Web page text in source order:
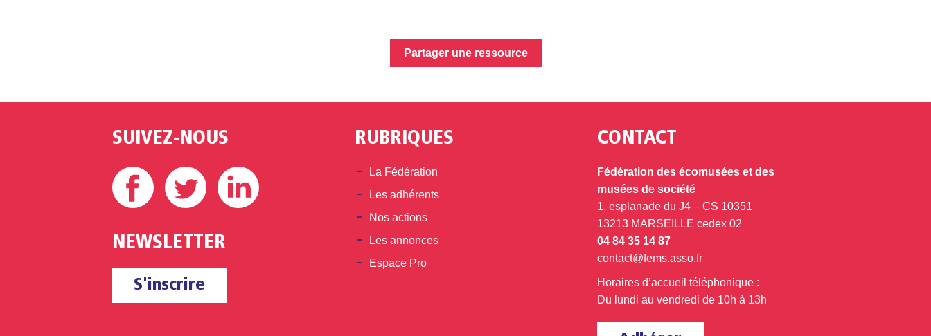
Partager une ressource
SUIVEZ-NOUS
Facebook Twitter
NEWSLETTER
S'inscrire
RUBRIQUES
La Fédération
Les adhérents
Nos actions
Les annonces
Espace Pro
CONTACT
Fédération des écomusées et des
musées de société
1, esplanade du J4 – CS 10351
13213 MARSEILLE cedex 02
04 84 35 14 87
contact@fems.asso.fr
Horaires d’accueil téléphonique :
Du lundi au vendredi de 10h à 13h